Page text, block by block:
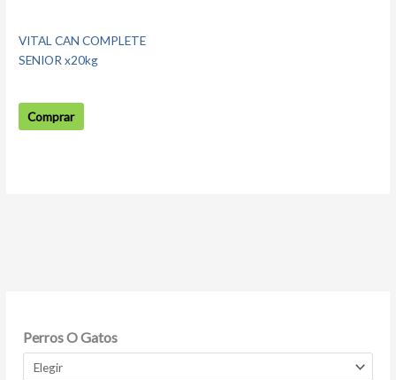
VITAL CAN COMPLETE
SENIOR x20kg
Comprar
Perros O Gatos